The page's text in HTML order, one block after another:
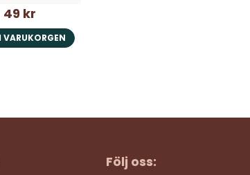
49 kr
VARUKORGEN
Följ oss: